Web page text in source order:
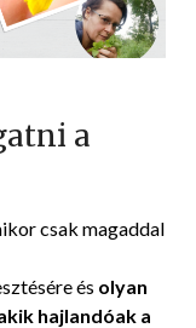
a
csak magaddal
és olyan
hajlandóak a